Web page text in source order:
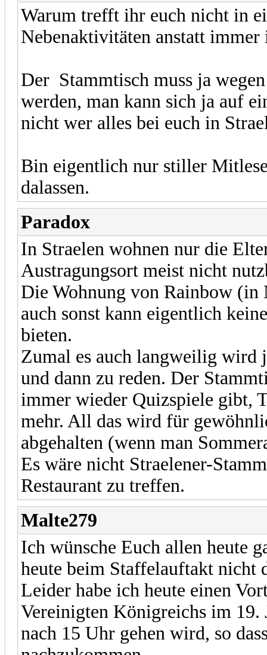
Warum trefft ihr euch nicht in
Nebenaktivitäten anstatt immer
Der Stammtisch muss ja
werden, man kann sich ja auf
nicht wer alles bei euch in
Bin eigentlich nur stiller
dalassen.
Paradox
In Straelen wohnen nur die
Austragungsort meist nicht
Die Wohnung von Rainbow
auch sonst kann eigentlich
bieten.
Zumal es auch langweilig wird
und dann zu reden. Der
immer wieder Quizspiele gibt,
mehr. All das wird für
abgehalten (wenn man
Es wäre nicht Straelener-
Restaurant zu treffen.
Malte279
Ich wünsche Euch allen heute
heute beim Staffelauftakt nicht
Leider habe ich heute einen
Vereinigten Königreichs im 19.
nach 15 Uhr gehen wird, so